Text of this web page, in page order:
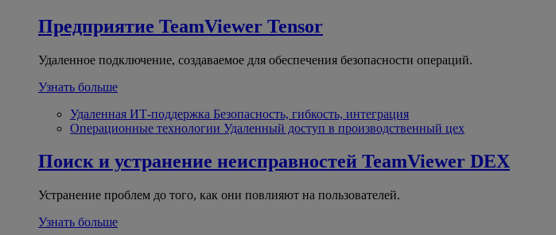
Предприятие TeamViewer Tensor
Удаленное подключение, создаваемое для обеспечения безопасности операций.
Узнать больше
Удаленная ИТ-поддержка Безопасность, гибкость, интеграция
Операционные технологии Удаленный доступ в производственный цех
Поиск и устранение неисправностей TeamViewer DEX
Устранение проблем до того, как они повлияют на пользователей.
Узнать больше